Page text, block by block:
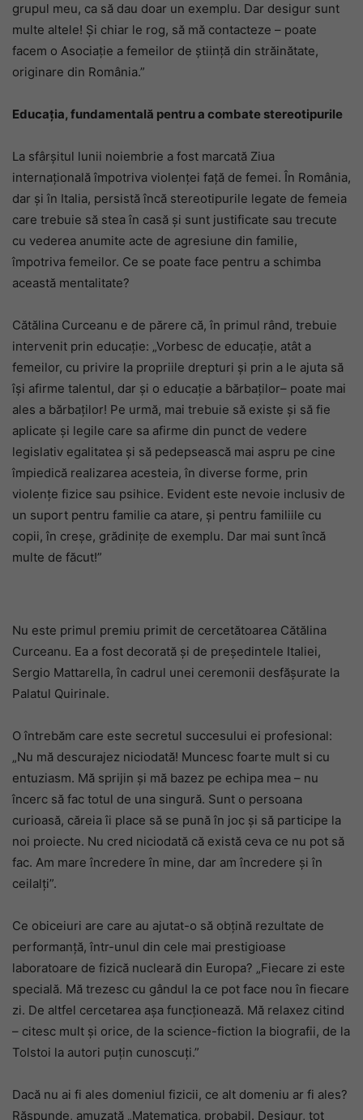
grupul meu, ca să dau doar un exemplu. Dar desigur sunt
multe altele! Și chiar le rog, să mă contacteze – poate
facem o Asociație a femeilor de știință din străinătate,
originare din România.”
Educația, fundamentală pentru a combate stereotipurile
La sfârșitul lunii noiembrie a fost marcată Ziua
internațională împotriva violenței față de femei. În România,
dar și în Italia, persistă încă stereotipurile legate de femeia
care trebuie să stea în casă și sunt justificate sau trecute
cu vederea anumite acte de agresiune din familie,
împotriva femeilor. Ce se poate face pentru a schimba
această mentalitate?
Cătălina Curceanu e de părere că, în primul rând, trebuie
intervenit prin educație: „Vorbesc de educație, atât a
femeilor, cu privire la propriile drepturi și prin a le ajuta să
își afirme talentul, dar și o educație a bărbaților– poate mai
ales a bărbaților! Pe urmă, mai trebuie să existe și să fie
aplicate și legile care sa afirme din punct de vedere
legislativ egalitatea și să pedepsească mai aspru pe cine
împiedică realizarea acesteia, în diverse forme, prin
violențe fizice sau psihice. Evident este nevoie inclusiv de
un suport pentru familie ca atare, și pentru familiile cu
copii, în creșe, grădinițe de exemplu. Dar mai sunt încă
multe de făcut!”
Nu este primul premiu primit de cercetătoarea Cătălina
Curceanu. Ea a fost decorată și de președintele Italiei,
Sergio Mattarella, în cadrul unei ceremonii desfășurate la
Palatul Quirinale.
O întrebăm care este secretul succesului ei profesional:
„Nu mă descurajez niciodată! Muncesc foarte mult si cu
entuziasm. Mă sprijin și mă bazez pe echipa mea – nu
încerc să fac totul de una singură. Sunt o persoana
curioasă, căreia îi place să se pună în joc și să participe la
noi proiecte. Nu cred niciodată că există ceva ce nu pot să
fac. Am mare încredere în mine, dar am încredere și în
ceilalți”.
Ce obiceiuri are care au ajutat-o să obțină rezultate de
performanță, într-unul din cele mai prestigioase
laboratoare de fizică nucleară din Europa? „Fiecare zi este
specială. Mă trezesc cu gândul la ce pot face nou în fiecare
zi. De altfel cercetarea așa funcționează. Mă relaxez citind
– citesc mult și orice, de la science-fiction la biografii, de la
Tolstoi la autori puțin cunoscuți.”
Dacă nu ai fi ales domeniul fizicii, ce alt domeniu ar fi ales?
Răspunde, amuzată „Matematica, probabil. Desigur, tot